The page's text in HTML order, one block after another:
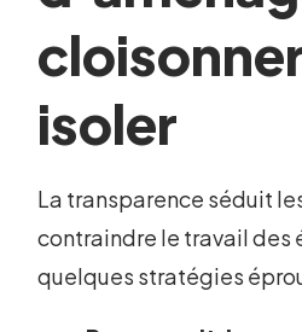
isoler
La transparence séduit
contraindre le travail des
quelques stratégies